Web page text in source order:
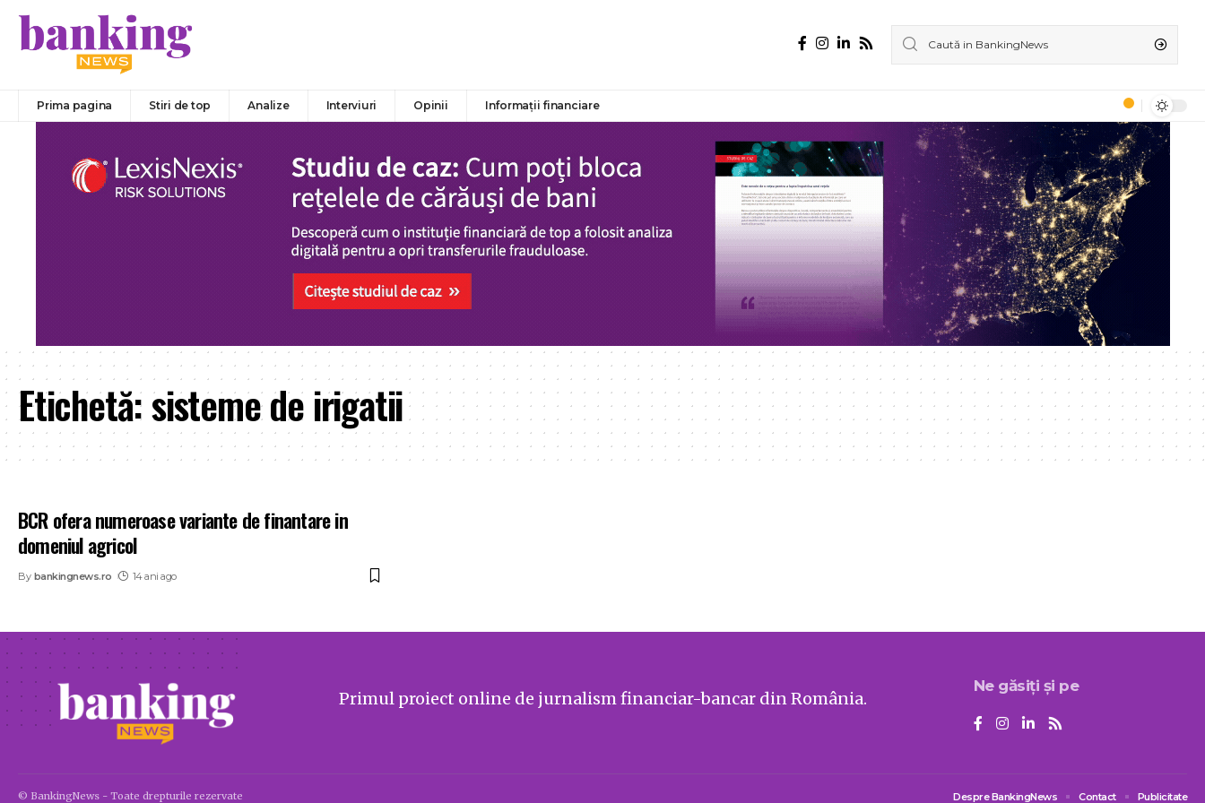
Prima pagina Stiri de top Analize Interviuri Opinii Informații financiare
Etichetă:sisteme de irigatii
BCR ofera numeroase variante de finantare in
domeniul agricol
By bankingnews.ro 14 ani ago
Primul proiect online de jurnalism financiar-bancar din România.
Ne găsiți și pe
© BankingNews - Toate drepturile rezervate Despre BankingNews Contact Publicitate